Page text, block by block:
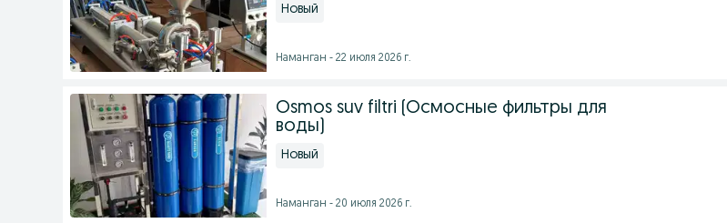
Новый
Наманган - 22 июля 2026 г.
Osmos suv filtri (Осмосные фильтры для
воды)
Новый
Наманган - 20 июля 2026 г.